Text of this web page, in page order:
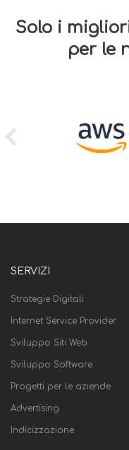
Solo i
per le
SERVIZI
Strategie Digitali
Internet Service Provider
Sviluppo Siti Web
Sviluppo Software
Progetti per le aziende
Advertising
Indicizzazione